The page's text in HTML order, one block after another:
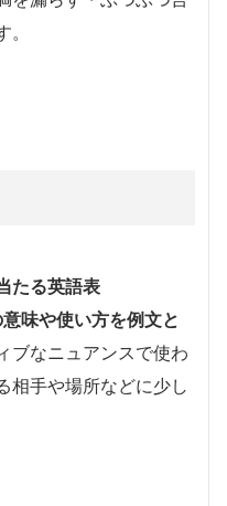
たる英語表
味や使い方を例文と
ブなニュアンスで使わ
相手や場所などに少し